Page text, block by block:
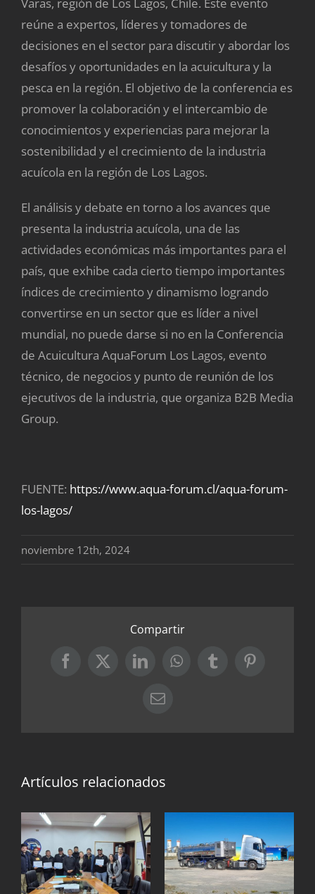
reúne a expertos, líderes y tomadores de
decisiones en el sector para discutir y abordar los
desafíos y oportunidades en la acuicultura y la
pesca en la región. El objetivo de la conferencia es
promover la colaboración y el intercambio de
conocimientos y experiencias para mejorar la
sostenibilidad y el crecimiento de la industria
acuícola en la región de Los Lagos.
El análisis y debate en torno a los avances que
presenta la industria acuícola, una de las
actividades económicas más importantes para el
país, que exhibe cada cierto tiempo importantes
índices de crecimiento y dinamismo logrando
convertirse en un sector que es líder a nivel
mundial, no puede darse si no en la Conferencia
de Acuicultura AquaForum Los Lagos, evento
técnico, de negocios y punto de reunión de los
ejecutivos de la industria, que organiza B2B Media
Group.
FUENTE: https://www.aqua-forum.cl/aqua-forum-
los-lagos/
noviembre 12th, 2024
Compartir
Facebook
X LinkedInWhatsAppTumblrPinterest
Correo
Artículos relacionados